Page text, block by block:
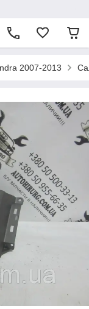
2007-2013